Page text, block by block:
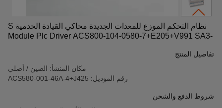
نظام التحكم الموزع للمعدات الجديدة محاكي القيادة الخدمية S
Module Plc Driver ACS800-104-0580-7+E205+V991 SA3-
تفاصيل المنتج
مكان المنشأ: الصين / أصلي
رقم الموديل: ACS580-001-46A-4+J425
شروط الدفع والشحن